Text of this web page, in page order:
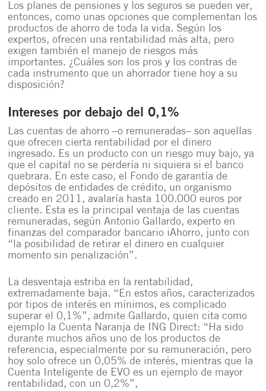
Los planes de pensiones y losseguros se pueden ver,
entonces, como unas opciones que complementan los
productos de ahorro de toda la vida. Según los
expertos, ofrecen una rentabilidad más alta, pero
exigen también el manejo de riesgos más
importantes. ¿Cuáles son los pros y los contras de
cada instrumento que un ahorrador tiene hoy a su
disposición?
Intereses por debajo del 0,1%
Las cuentas de ahorro –o remuneradas– son aquellas
que ofrecen cierta rentabilidad por el dinero
ingresado. Es un producto con un riesgo muy bajo, ya
que el capital no se perdería ni siquiera si el banco
quebrara. En este caso, el Fondo de garantía de
depósitos de entidades de crédito, un organismo
creado en 2011, avalaría hasta 100.000 euros por
cliente. Esta es la principal ventaja de las cuentas
remuneradas, según Antonio Gallardo, experto en
finanzas del comparador bancario iAhorro, junto con
“la posibilidad de retirar el dinero en cualquier
momento sin penalización”.
La desventaja estriba en la rentabilidad,
extremadamente baja. “En estos años, caracterizados
por tipos de interés en mínimos, es complicado
superar el 0,1%”, admite Gallardo, quien cita como
ejemplo la Cuenta Naranja de ING Direct: “Ha sido
durante muchos años uno de los productos de
referencia, especialmente por su remuneración, pero
hoy solo ofrece un 0,05% de interés, mientras que la
Cuenta Inteligente de EVO es un ejemplo de mayor
rentabilidad, con un 0,2%”,